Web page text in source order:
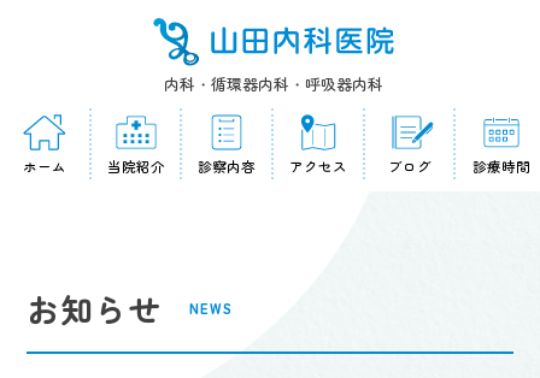
内科・循環器内科・呼吸器内科
ホーム 当院紹介 診察内容 アクセス ブログ 診療時間
お知らせ NEWS